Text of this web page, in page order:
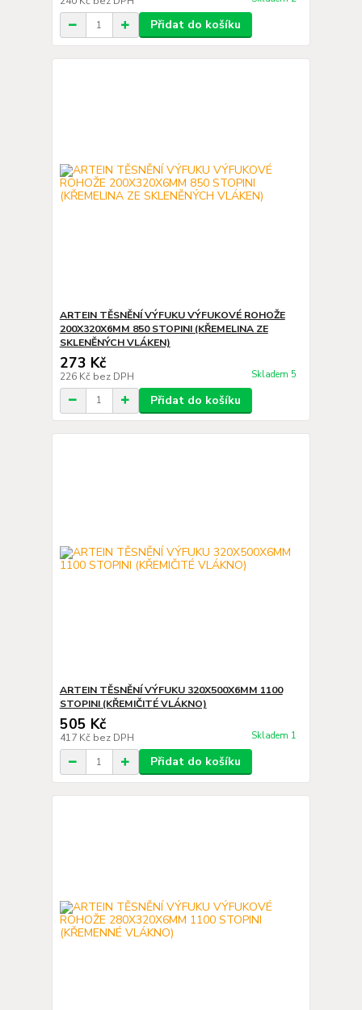
Přidat do košíku
ARTEIN TĚSNĚNÍ VÝFUKU VÝFUKOVÉ ROHOŽE
200X320X6MM 850 STOPINI (KŘEMELINA ZE
SKLENĚNÝCH VLÁKEN)
273 Kč
226 Kč bez DPH Skladem 5
Přidat do košíku
ARTEIN TĚSNĚNÍ VÝFUKU 320X500X6MM 1100
STOPINI (KŘEMIČITÉ VLÁKNO)
505 Kč
417 Kč bez DPH Skladem 1
Přidat do košíku